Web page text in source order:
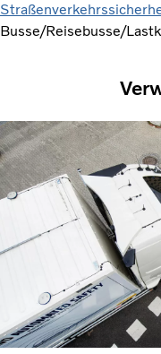
Busse/Reisebusse/